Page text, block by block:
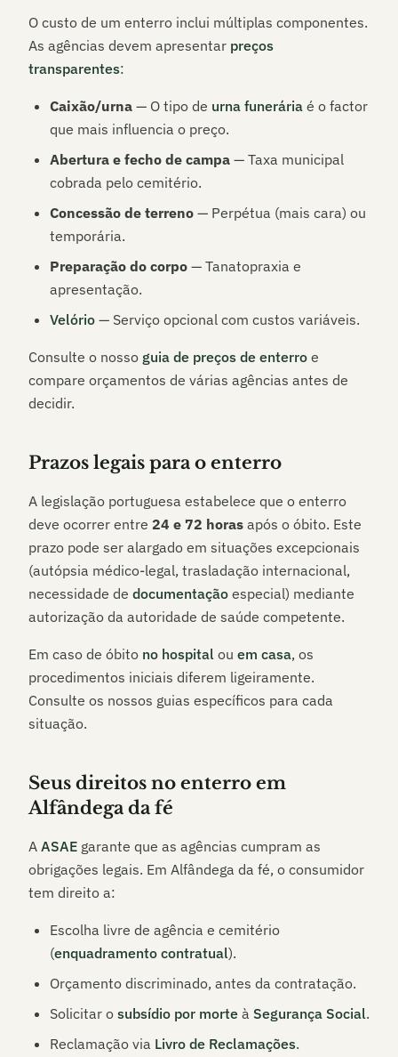
O custo de um enterro inclui múltiplas componentes.
As agências devem apresentar preços
transparentes:
Caixão/urna — O tipo de urna funerária é o factor
que mais influencia o preço.
Abertura e fecho de campa — Taxa municipal
cobrada pelo cemitério.
Concessão de terreno — Perpétua (mais cara) ou
temporária.
Preparação do corpo — Tanatopraxia e
apresentação.
Velório — Serviço opcional com custos variáveis.
Consulte o nosso guia de preços de enterro e
compare orçamentos de várias agências antes de
decidir.
Prazos legais para o enterro
A legislação portuguesa estabelece que o enterro
deve ocorrer entre 24 e 72 horas após o óbito. Este
prazo pode ser alargado em situações excepcionais
(autópsia médico-legal, trasladação internacional,
necessidade de documentação especial) mediante
autorização da autoridade de saúde competente.
Em caso de óbito no hospital ou em casa, os
procedimentos iniciais diferem ligeiramente.
Consulte os nossos guias específicos para cada
situação.
Seus direitos no enterro em
Alfândega da fé
A ASAE garante que as agências cumpram as
obrigações legais. Em Alfândega da fé, o consumidor
tem direito a:
Escolha livre de agência e cemitério
(enquadramento contratual).
Orçamento discriminado, antes da contratação.
Solicitar o subsídio por morte à Segurança Social.
Reclamação via Livro de Reclamações.